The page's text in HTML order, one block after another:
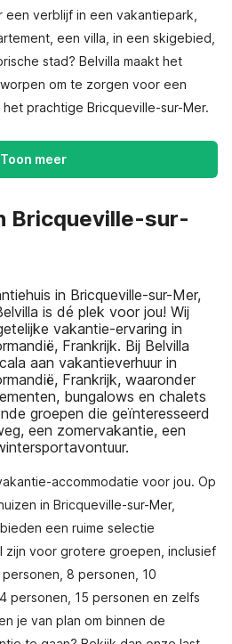
verblijf in een vakantiepark,
een villa, in een skigebied,
stad? Belvilla maakt het
om te zorgen voor een
prachtige Bricqueville-sur-Mer.
Toon meer
Bricqueville-sur-
in Bricqueville-sur-Mer,
is dé plek voor jou! Wij
vakantie-ervaring in
Frankrijk. Bij Belvilla
aan vakantieverhuur in
Frankrijk, waaronder
bungalows en chalets
groepen die geïnteresseerd
een zomervakantie, een
accommodatie voor jou. Op
in Bricqueville-sur-Mer,
een ruime selectie
zijn voor grotere groepen, inclusief
8 personen, 10
personen, 15 personen en zelfs
je van plan om binnen de